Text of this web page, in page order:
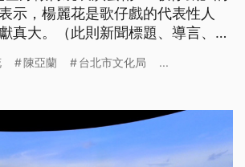
示，楊麗花是歌仔戲的代表性人
真大。（此則新聞標題、導言、內
陳亞蘭 台北市文化局 ...